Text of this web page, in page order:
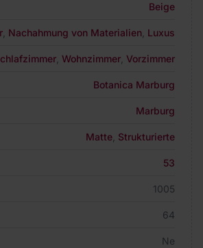
Beige
Nachahmung von Materialien Luxus
Wohnzimmer Vorzimmer
Botanica Marburg
Marburg
Matte Strukturierte
53
1005
64
Ne